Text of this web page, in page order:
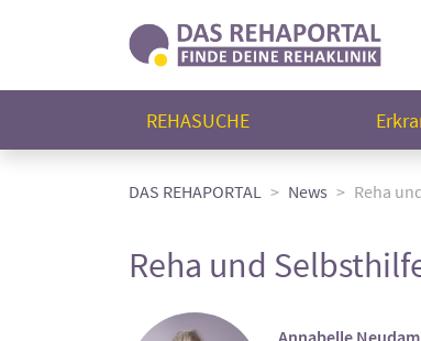
REHASUCHE
DAS REHAPORTAL News Reha
Reha und